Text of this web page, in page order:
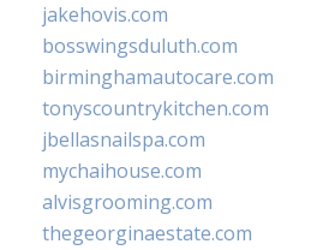
jakehovis.com
bosswingsduluth.com
birminghamautocare.com
tonyscountrykitchen.com
jbellasnailspa.com
mychaihouse.com
alvisgrooming.com
thegeorginaestate.com